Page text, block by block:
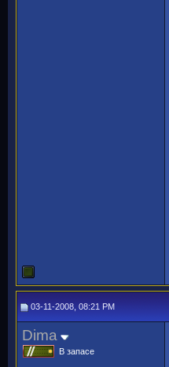
03-11-2008, 08:21 PM
Dima
В запасе